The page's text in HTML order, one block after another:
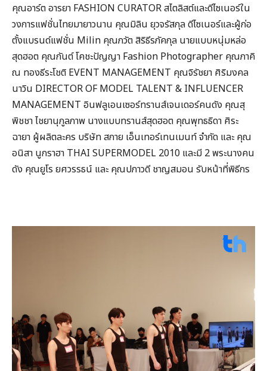
คุณอาร์ต อารยา FASHION CURATOR สไตลิสต์และดีไซเนอร์ใน
วงการแฟชั่นไทยมายาวนาน คุณมิลิน ยุวจรัสกุล ดีไซเนอร์และผู้ก่อ
ตั้งแบรนด์แฟชั่น Milin คุณภวัต สิริธีรภัคกุล นายแบบหนุ่มหล่อ
สุดฮอต คุณกันต์ โคชะปัญญา Fashion Photographer คุณภาคิ
ณ ทองธีระโชติ EVENT MANAGEMENT คุณจิรัชยา ศิริมงคล
นาวิน DIRECTOR OF MODEL TALENT & INFLUENCER
MANAGEMENT อินฟลูเอนเซอร์ทรานส์เจนเดอร์คนดัง คุณสุ
พิชชา ไชยานุกูลภาพ นางแบบทรานส์สุดฮอต คุณพุทธธิดา ศิระ
ฉายา ผู้ผลิตละคร บริษัท สกาย เอ็นเทอร์เทนเมนท์ จำกัด และ คุณ
อนิสา นูกราฮา THAI SUPERMODEL 2010 และมี 2 พระนางคน
ดัง คุณยูโร ยศวรรธน์ และ คุณปภาวดี ชาญสมอน รับหน้าที่พิธีกร